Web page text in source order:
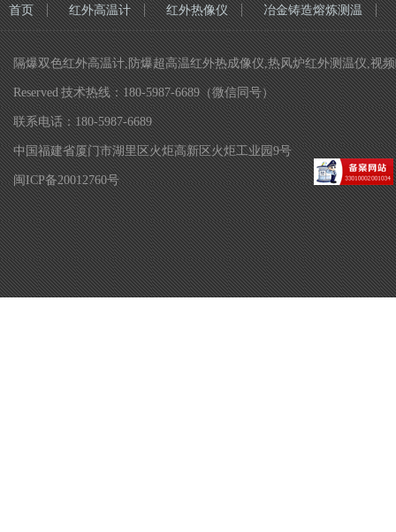
首页 红外高温计 红外热像仪 冶金铸造熔炼测温
隔爆双色红外高温计,防爆超高温红外热成像仪,热风炉红外测温仪,视
Reserved 技术热线：180-5987-6689（微信同号）
联系电话：180-5987-6689
中国福建省厦门市湖里区火炬高新区火炬工业园9号
闽ICP备20012760号